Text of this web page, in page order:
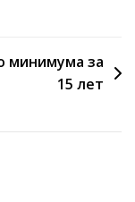
минимума за
15 лет